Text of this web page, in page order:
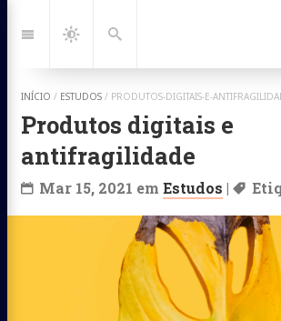
para:
Navegação
Dark
Mode
Busca
INÍCIO / ESTUDOS / PRODUTOS-DIGITAIS-E-
Produtos digitais e
antifragilidade
Mar 15, 2021 emEstudos |